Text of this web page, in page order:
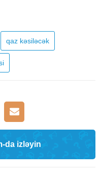
qaz kəsiləcək
da izləyin